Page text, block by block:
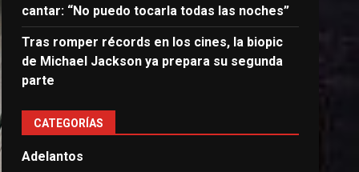
cantar: “No puedo tocarla todas las noches”
Tras romper récords en los cines, la biopic
de Michael Jackson ya prepara su segunda
parte
CATEGORÍAS
Adelantos